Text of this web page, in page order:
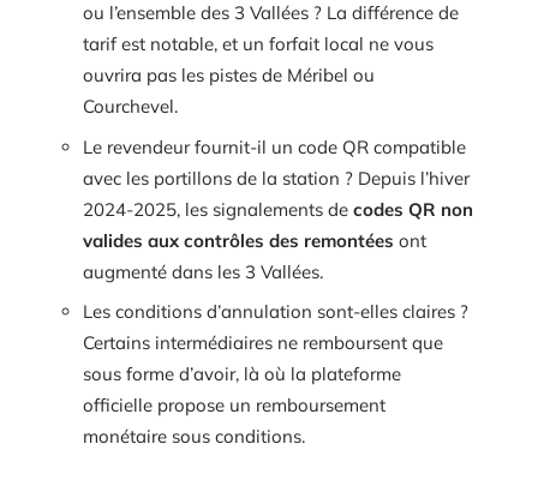
ou l’ensemble des 3 Vallées ? La différence de
tarif est notable, et un forfait local ne vous
ouvrira pas les pistes de Méribel ou
Courchevel.
Le revendeur fournit-il un code QR compatible
avec les portillons de la station ? Depuis l’hiver
2024-2025, les signalements de codes QR non
valides aux contrôles des remontées ont
augmenté dans les 3 Vallées.
Les conditions d’annulation sont-elles claires ?
Certains intermédiaires ne remboursent que
sous forme d’avoir, là où la plateforme
officielle propose un remboursement
monétaire sous conditions.